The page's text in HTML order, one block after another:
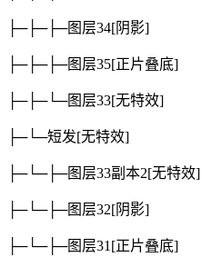
├─├─├─图层34[阴影]
├─├─├─图层35[正片叠底]
├─├─└─图层33[无特效]
├─└─短发[无特效]
├─└─├─图层33副本2[无特效]
├─└─├─图层32[阴影]
├─└─├─图层31 [正片叠底]